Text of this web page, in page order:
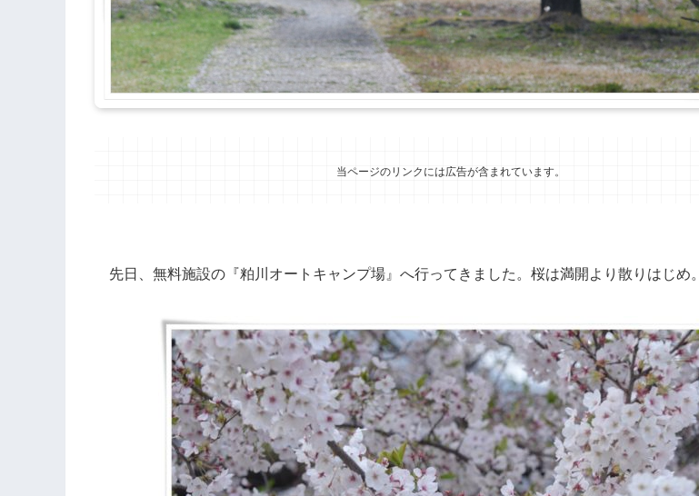
当ページのリンクには広告が含まれています。
先日、無料施設の『粕川オートキャンプ場』へ行ってきました。桜は満開より散りはじめ。